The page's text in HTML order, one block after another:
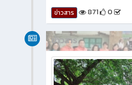
ข่าวสาร 871 0
ข่าวสาร